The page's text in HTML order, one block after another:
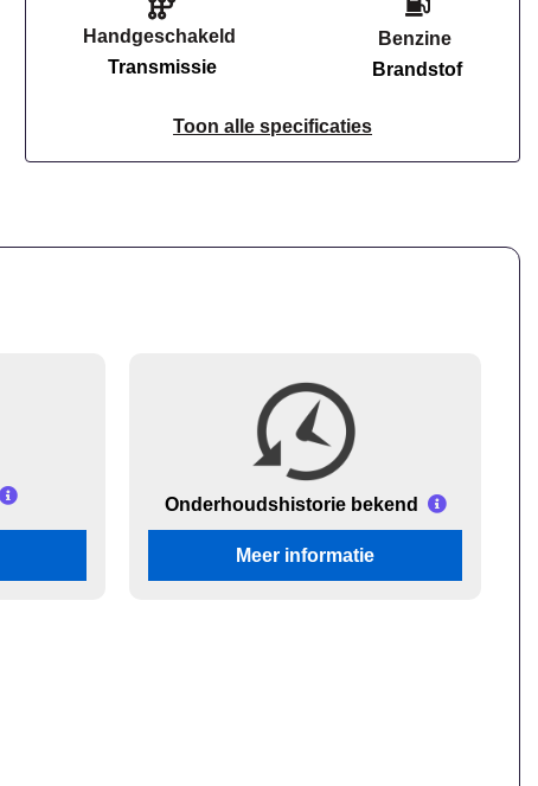
Handgeschakeld
Transmissie
Benzine
Brandstof
Toon alle specificaties
Onderhoudshistorie bekend
Meer informatie